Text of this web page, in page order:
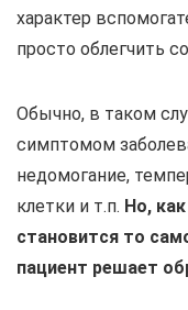
характер
просто облегчить
Обычно, в таком
симптомом
недомогание,
клетки и т.п. Но,
становится то
пациент решает